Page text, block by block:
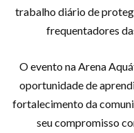
trabalho diário de
frequentadores
O evento na Arena
oportunidade de
fortalecimento da
seu compromisso